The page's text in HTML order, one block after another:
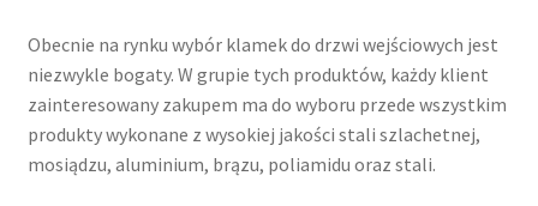
Obecnie na rynku wybór klamek do drzwi wejściowych jest
niezwykle bogaty. W grupie tych produktów, każdy klient
zainteresowany zakupem ma do wyboru przede wszystkim
produkty wykonane z wysokiej jakości stali szlachetnej,
mosiądzu, aluminium, brązu, poliamidu oraz stali.